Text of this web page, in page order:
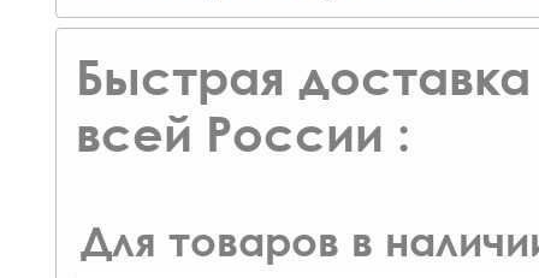
Быстрая доставка
всей России :
Для товаров в